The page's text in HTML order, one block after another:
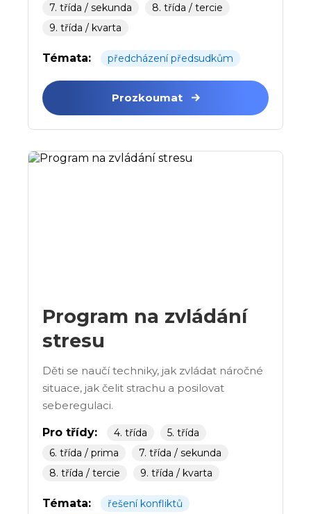
7. třída / sekunda
8. třída / tercie
9. třída / kvarta
Témata: předcházení předsudkům
Prozkoumat
Program na zvládání
stresu
Děti se naučí techniky, jak zvládat náročné
situace, jak čelit strachu a posilovat
seberegulaci.
Pro třídy: 4. třída
5. třída
6. třída / prima
7. třída / sekunda
8. třída / tercie
9. třída / kvarta
Témata:
řešení konfliktů